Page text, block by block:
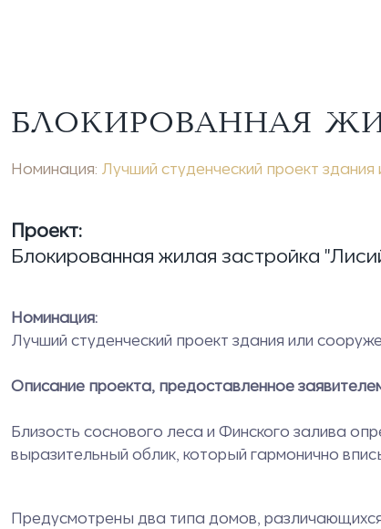
БЛОКИРОВАННАЯ
Номинация: Лучший студенческий проект
Проект:
Блокированная жилая застройка
Номинация:
Лучший студенческий проект здания или
Описание проекта, предоставленное
Близость соснового леса и Финского залива
выразительный облик, который гармонично
Предусмотрены два типа домов,